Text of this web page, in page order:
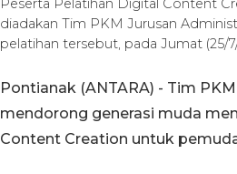
Peserta Pelatihan Digital Content
diadakan Tim PKM Jurusan
pelatihan tersebut, pada Jumat (25/
Pontianak (ANTARA) - Tim
mendorong generasi muda
Content Creation untuk